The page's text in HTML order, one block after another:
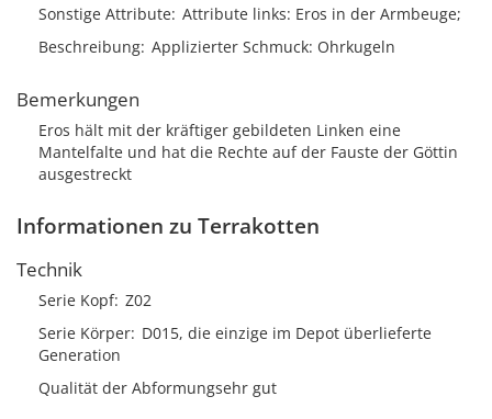
Sonstige Attribute Attribute links: Eros in der Armbeuge;
Beschreibung Applizierter Schmuck: Ohrkugeln
Bemerkungen
Eros hält mit der kräftiger gebildeten Linken eine
Mantelfalte und hat die Rechte auf der Fauste der Göttin
ausgestreckt
Informationen zu Terrakotten
Technik
Serie Kopf Z02
Serie Körper D015, die einzige im Depot überlieferte
Generation
Qualität der Abformungsehr gut